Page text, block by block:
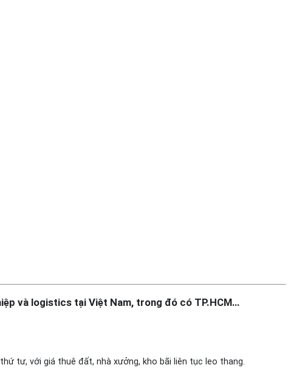
và logistics tại Việt Nam, trong đó có TP.HCM…
tư, với giá thuê đất, nhà xưởng, kho bãi liên tục leo thang.